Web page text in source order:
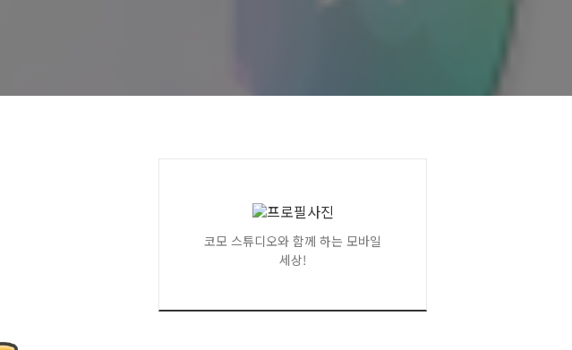
코모 스튜디오와 함께 하는 모바일
세상!